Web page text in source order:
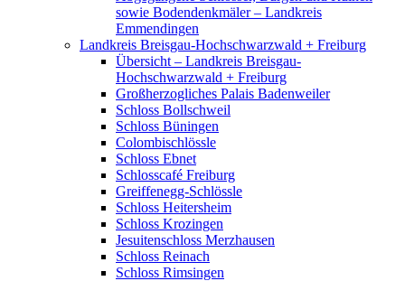
sowie Bodendenkmäler – Landkreis
Emmendingen
Landkreis Breisgau-Hochschwarzwald + Freiburg
Übersicht – Landkreis Breisgau-
Hochschwarzwald + Freiburg
Großherzogliches Palais Badenweiler
Schloss Bollschweil
Schloss Büningen
Colombischlössle
Schloss Ebnet
Schlosscafé Freiburg
Greiffenegg-Schlössle
Schloss Heitersheim
Schloss Krozingen
Jesuitenschloss Merzhausen
Schloss Reinach
Schloss Rimsingen